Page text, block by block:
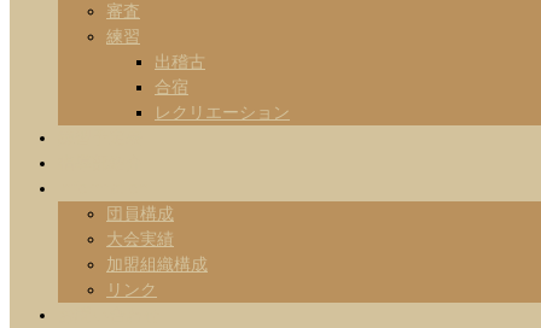
審査
練習
出稽古
合宿
レクリエーション
団員構成
大会実績
加盟組織構成
リンク